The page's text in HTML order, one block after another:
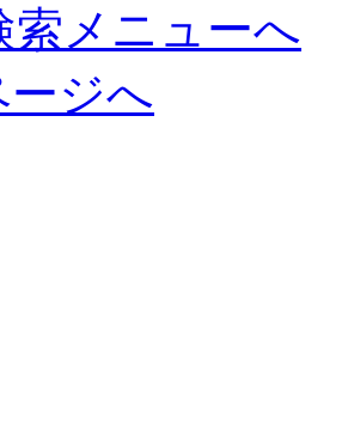
索メニューへ
ージへ